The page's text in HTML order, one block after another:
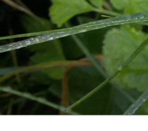
Zum
springen